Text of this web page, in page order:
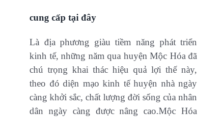
cung cấp tại đây
Là địa phương giàu tiềm năng phát triển
kinh tế, những năm qua huyện Mộc Hóa đã
chú trọng khai thác hiệu quả lợi thế này,
theo đó diện mạo kinh tế huyện nhà ngày
càng khởi sắc, chất lượng đời sống của nhân
dân ngày càng được nâng cao.Mộc Hóa